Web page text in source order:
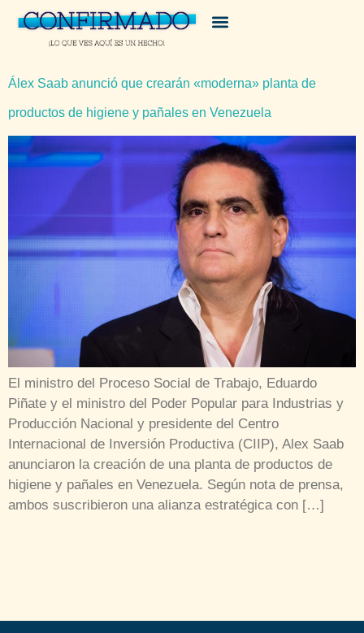
Álex Saab anunció que crearán «moderna» planta de
productos de higiene y pañales en Venezuela
El ministro del Proceso Social de Trabajo, Eduardo
Piñate y el ministro del Poder Popular para Industrias y
Producción Nacional y presidente del Centro
Internacional de Inversión Productiva (CIIP), Alex Saab
anunciaron la creación de una planta de productos de
higiene y pañales en Venezuela. Según nota de prensa,
ambos suscribieron una alianza estratégica con […]